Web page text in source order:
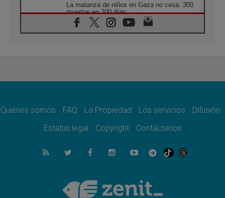
La matanza de niños en Gaza no cesa: 300
muertos en 300 días
07.08.2026
Tagle: La guerra desfigura el mundo, solo la
como misión al servicio del Evangelio
SIGNIS 2026, dar voz a las religiosas en el
espacio público
07.08.2026
Lanzan un proyecto de empoderamiento
Programa oficial del Viaje Apostólico del
Papa León XIV a Francia
Quiénes somos FAQ La Propiedad Los servicios
Difusión
Estatus legal
Copyright Contáctenos